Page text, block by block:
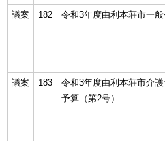
議案
182 令和3年度由利本荘市一般
議案
183
令和3年度由利本荘市介
予算（第2号）